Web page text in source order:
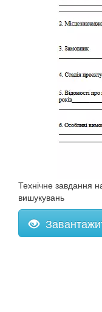
Технічне завдання
вишукувань